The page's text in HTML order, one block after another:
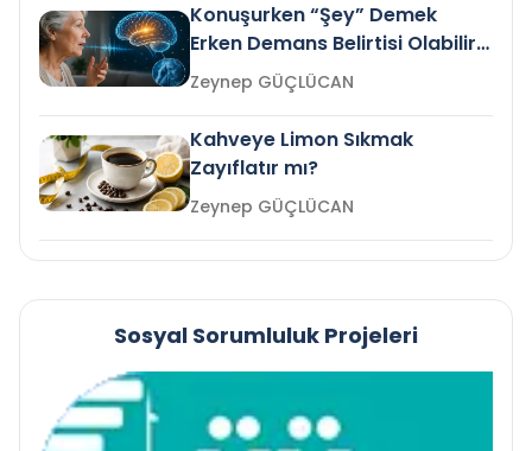
Konuşurken “Şey” Demek
Erken Demans Belirtisi Olabilir
mi?
Zeynep GÜÇLÜCAN
Kahveye Limon Sıkmak
Zayıflatır mı?
Zeynep GÜÇLÜCAN
Sosyal Sorumluluk Projeleri